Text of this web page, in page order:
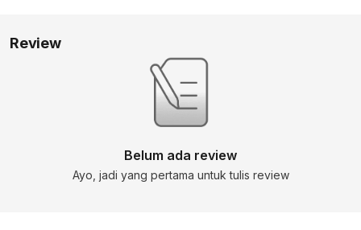
Review
Belum ada review
Ayo, jadi yang pertama untuk tulis review